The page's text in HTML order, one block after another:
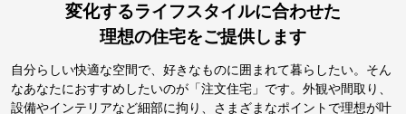
変化するライフスタイルに合わせた
理想の住宅をご提供します
自分らしい快適な空間で、好きなものに囲まれて暮らしたい。そん
なあなたにおすすめしたいのが「注文住宅」です。外観や間取り、
設備やインテリアなど細部に拘り、さまざまなポイントで理想が叶